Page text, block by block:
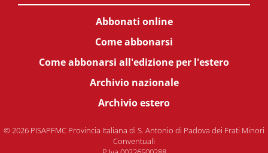
Abbonati online
Come abbonarsi
Come abbonarsi all'edizione per l'estero
Archivio nazionale
Archivio estero
© 2026 PISAPFMC Provincia Italiana di S. Antonio di Padova dei Frati Minori
Conventuali